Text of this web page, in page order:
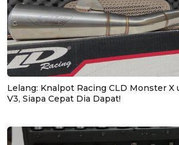
Lelang: Knalpot Racing CLD Monster X
V3, Siapa Cepat Dia Dapat!